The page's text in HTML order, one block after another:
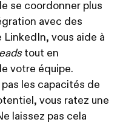
se coordonner plus
avec des
vous aide à
tout en
votre équipe.
pas les capacités de
vous ratez une
laissez pas cela